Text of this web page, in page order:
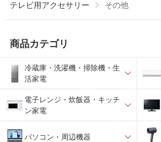
テレビ用アクセサリー
その他
商品カテゴリ
冷蔵庫・洗濯機・掃除機・生
活家電
電子レンジ・炊飯器・キッチ
ン家電
パソコン・周辺機器